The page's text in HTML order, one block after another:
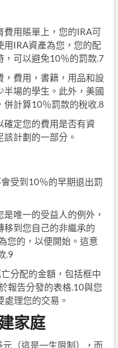
費用賬單上，您的IRA可
用IRA資產為您，您的配
，可以避免10％的罰款.7
，費用，書籍，用品和設
場的學生。此外，美國
併計算10％罰款的稅收.8
確定您的費用是否有資
計劃的一部分。
受到10％的早期退出罰
唯一的受益人的例外，
移到您自己的非繼承的
您的，以便開始。這意
.9
分配的金額，包括框中
報告分發的表格.10與您
理您的交易。
家庭
（這是一生限制），而